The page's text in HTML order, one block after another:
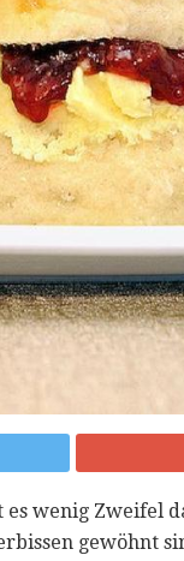
wenig Zweifel
gewöhnt